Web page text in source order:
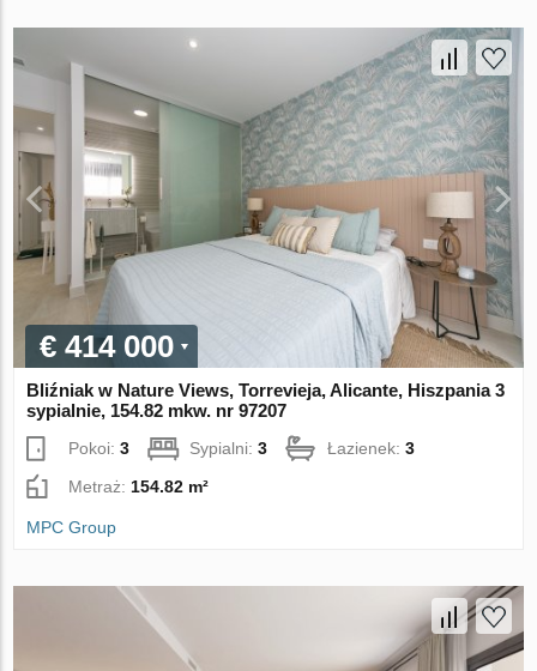
€ 414 000
Bliźniak w Nature Views, Torrevieja, Alicante, Hiszpania 3
sypialnie, 154.82 mkw. nr 97207
Pokoi:3 Sypialni:3 Łazienek:3
Metraż: 154.82 m²
MPC Group